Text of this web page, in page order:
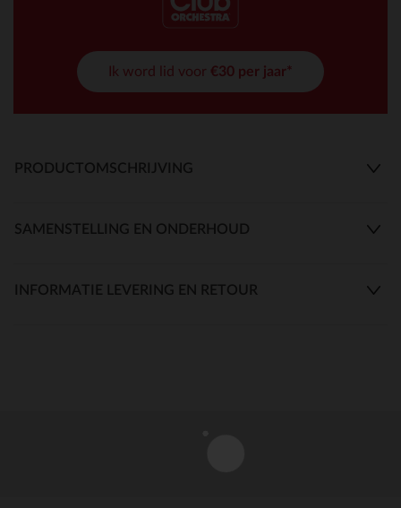
Ik word lid voor €30 per jaar*
PRODUCTOMSCHRIJVING
SAMENSTELLING EN ONDERHOUD
INFORMATIE LEVERING EN RETOUR